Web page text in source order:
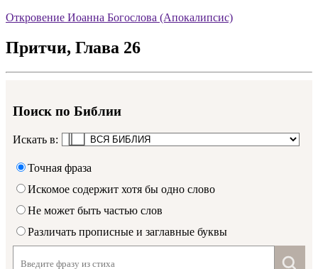
Откровение Иоанна Богослова (Апокалипсис)
Притчи, Глава 26
Поиск по Библии
Искать в:
Точная фраза
Искомое содержит хотя бы одно слово
Не может быть частью слов
Различать прописные и заглавные буквы